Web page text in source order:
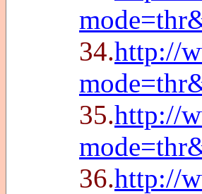
34.http://
35.http://
36.http://